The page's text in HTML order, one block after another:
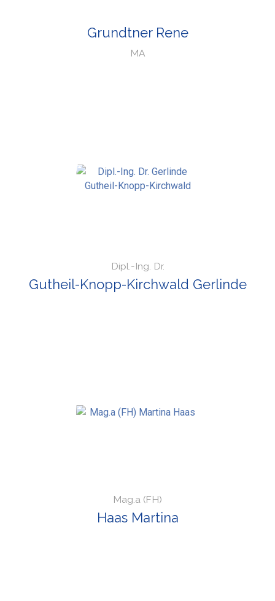
Grundtner Rene
MA
Dipl.-Ing. Dr.
Gutheil-Knopp-Kirchwald Gerlinde
Mag.a (FH)
Haas Martina